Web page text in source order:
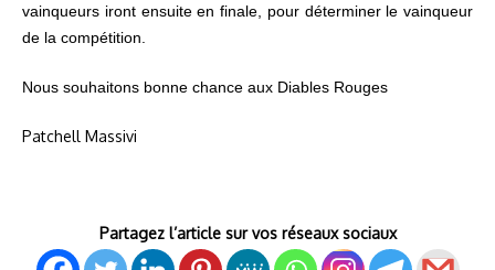
vainqueurs iront ensuite en finale, pour déterminer le vainqueur
de la compétition.
Nous souhaitons bonne chance aux Diables Rouges
Patchell Massivi
Partagez l’article sur vos réseaux sociaux